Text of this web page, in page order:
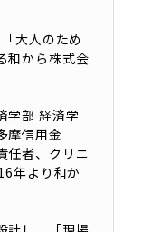
大人のため
和から株式会
学部 経済学
摩信用金
任者、クリニ
年より和か